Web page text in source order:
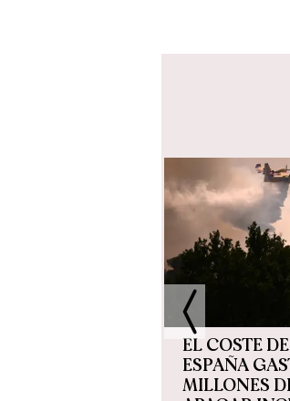
EL COSTE
ESPAÑA
MILLONES